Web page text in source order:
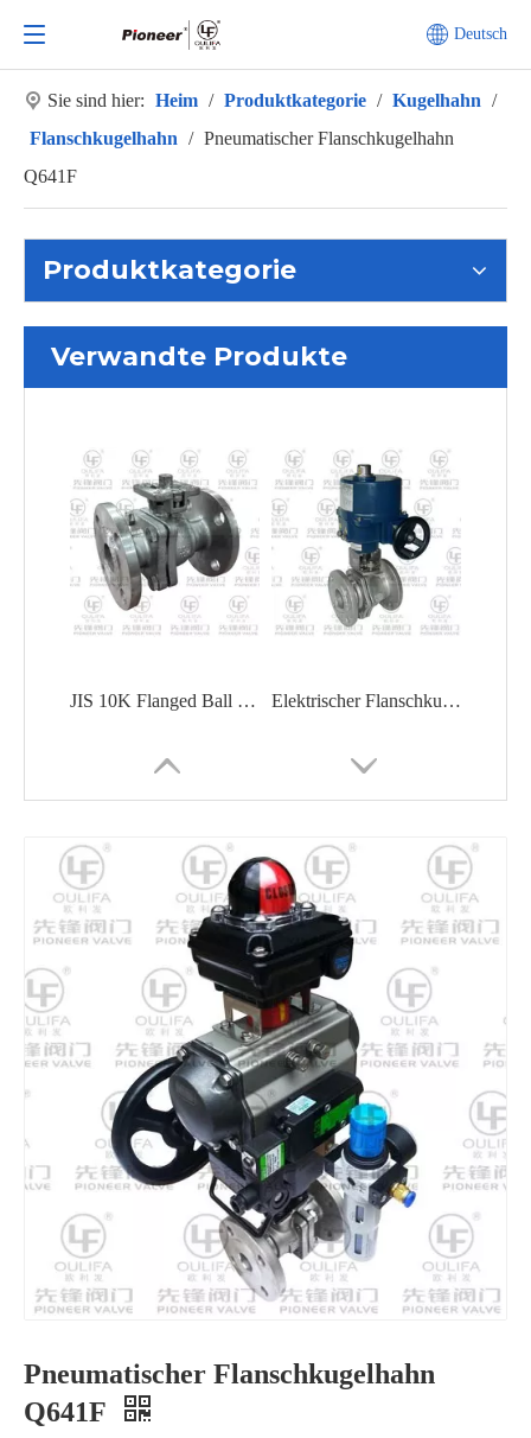
Deutsch
Sie sind hier: Heim / Produktkategorie / Kugelhahn /
Flanschkugelhahn / Pneumatischer Flanschkugelhahn
Q641F
Produktkategorie
Verwandte Produkte
JIS 10K Flanged Ball Valve Industrial Pipelines Elektrischer Flanschkugelhahn Q941F
Pneumatischer Flanschkugelhahn mit direkter Montageplatte DIN-Standard-Kugelhahn Q41F-16P
Pneumatischer Flanschkugelhahn
Q641F